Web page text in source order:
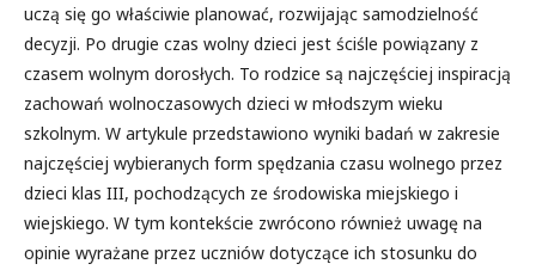
uczą się go właściwie planować, rozwijając samodzielność
decyzji. Po drugie czas wolny dzieci jest ściśle powiązany z
czasem wolnym dorosłych. To rodzice są najczęściej inspiracją
zachowań wolnoczasowych dzieci w młodszym wieku
szkolnym. W artykule przedstawiono wyniki badań w zakresie
najczęściej wybieranych form spędzania czasu wolnego przez
dzieci klas III, pochodzących ze środowiska miejskiego i
wiejskiego. W tym kontekście zwrócono również uwagę na
opinie wyrażane przez uczniów dotyczące ich stosunku do